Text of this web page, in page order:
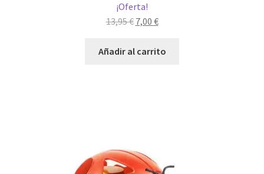
¡Oferta!
13,95€ El
original
7,00 €El
actual
Añadir al carrito